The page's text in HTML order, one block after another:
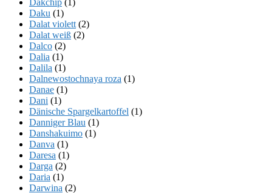
Daku (1)
Dalat violett (2)
Dalat weiß (2)
Dalco (2)
Dalia (1)
Dalila (1)
Dalnewostochnaya roza (1)
Danae (1)
Dani (1)
Dänische Spargelkartoffel (1)
Danniger Blau (1)
Danshakuimo (1)
Danva (1)
Daresa (1)
Darga (2)
Daria (1)
Darwina (2)